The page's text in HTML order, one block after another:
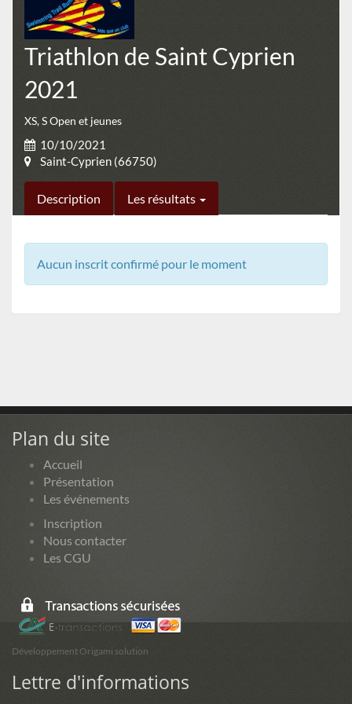
Triathlon de Saint Cyprien
2021
XS, S Open et jeunes
10/10/2021
Saint-Cyprien (66750)
Description Les résultats
Aucun inscrit confirmé pour le moment
Plan du site
Accueil
Présentation
Les événements
Inscription
Nous contacter
Les CGU
Développement Origami solution
Lettre d'informations